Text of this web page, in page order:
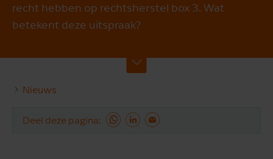
recht hebben op rechtsherstel box 3. Wat
betekent deze uitspraak?
Nieuws
Deel deze pagina